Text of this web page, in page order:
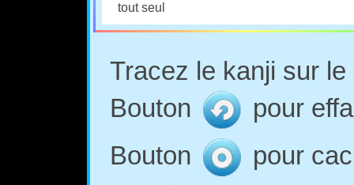
tout seul
Tracez le kanji sur
Bouton
pour
Bouton
pour